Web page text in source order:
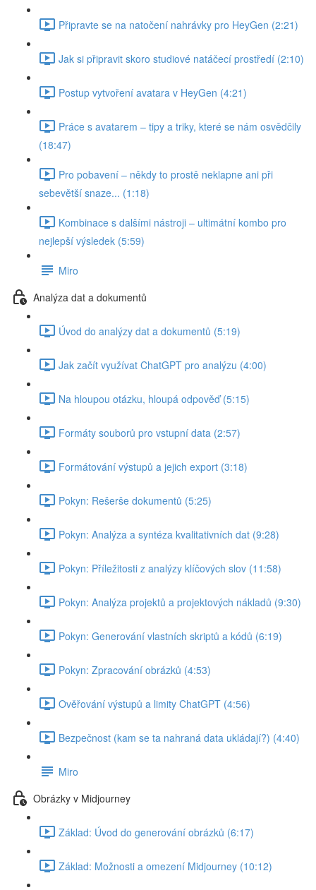
Připravte se na natočení nahrávky pro HeyGen (2:21)
Jak si připravit skoro studiové natáčecí prostředí (2:10)
Postup vytvoření avatara v HeyGen (4:21)
Práce s avatarem – tipy a triky, které se nám osvědčily
(18:47)
Pro pobavení – někdy to prostě neklapne ani při
sebevětší snaze... (1:18)
Kombinace s dalšími nástroji – ultimátní kombo pro
nejlepší výsledek (5:59)
Miro
Analýza dat a dokumentů
Úvod do analýzy dat a dokumentů (5:19)
Jak začít využívat ChatGPT pro analýzu (4:00)
Na hloupou otázku, hloupá odpověď (5:15)
Formáty souborů pro vstupní data (2:57)
Formátování výstupů a jejich export (3:18)
Pokyn: Rešerše dokumentů (5:25)
Pokyn: Analýza a syntéza kvalitativních dat (9:28)
Pokyn: Příležitosti z analýzy klíčových slov (11:58)
Pokyn: Analýza projektů a projektových nákladů (9:30)
Pokyn: Generování vlastních skriptů a kódů (6:19)
Pokyn: Zpracování obrázků (4:53)
Ověřování výstupů a limity ChatGPT (4:56)
Bezpečnost (kam se ta nahraná data ukládají?) (4:40)
Miro
Obrázky v Midjourney
Základ: Úvod do generování obrázků (6:17)
Základ: Možnosti a omezení Midjourney (10:12)